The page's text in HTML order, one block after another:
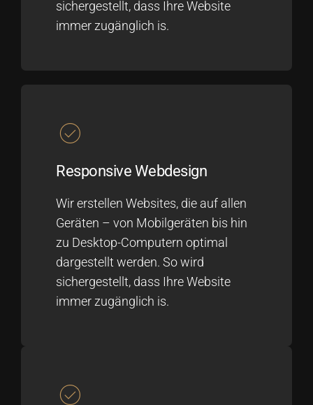
sichergestellt, dass Ihre Website
immer zugänglich is.
Responsive Webdesign
Wir erstellen Websites, die auf allen
Geräten – von Mobilgeräten bis hin
zu Desktop-Computern optimal
dargestellt werden. So wird
sichergestellt, dass Ihre Website
immer zugänglich is.